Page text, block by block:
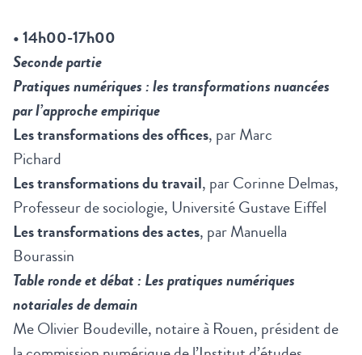
• 14h00-17h00
Seconde partie
Pratiques numériques : les transformations nuancées
par l’approche empirique
Les transformations des offices, par Marc
Pichard
Les transformations du travail, par Corinne Delmas,
Professeur de sociologie, Université Gustave Eiffel
Les transformations des actes, par Manuella
Bourassin
Table ronde et débat : Les pratiques numériques
notariales de demain
Me Olivier Boudeville, notaire à Rouen, président de